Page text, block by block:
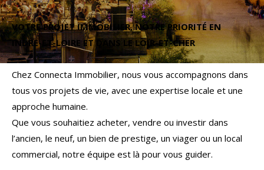
VOTRE PROJET IMMOBILIER, NOTRE PRIORITÉ EN
INDRE-ET-LOIRE ET DANS LE LOIR-ET-CHER
Chez Connecta Immobilier, nous vous accompagnons dans
tous vos projets de vie, avec une expertise locale et une
approche humaine.
Que vous souhaitiez acheter, vendre ou investir dans
l’ancien, le neuf, un bien de prestige, un viager ou un local
commercial, notre équipe est là pour vous guider.
Budget
Budget
Surface
Surface
Pièces
Pièces
Référence